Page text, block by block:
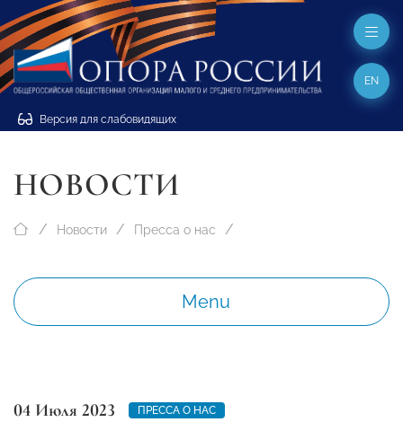
Версия для слабовидящих
EN
НОВОСТИ
Новости Пресса о нас
Menu
04 Июля 2023 ПРЕССА О НАС